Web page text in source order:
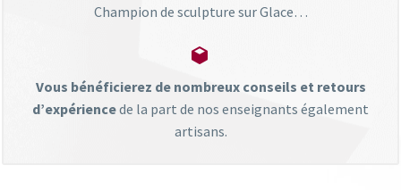
Champion de sculpture sur Glace…


Vous bénéficierez de nombreux conseils et retours
d’expériencede la part de nos enseignants également
artisans.